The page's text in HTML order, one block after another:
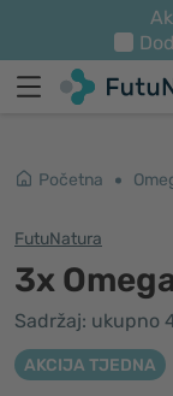
Početna
FutuNatura
3x
Sadržaj: ukupno
AKCIJA TJEDNA